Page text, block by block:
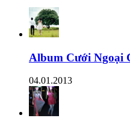
Album Cưới Ngoại
04.01.2013